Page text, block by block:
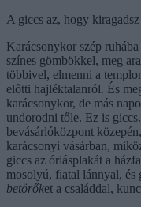
A giccs az, hogy
Karácsonykor szép
színes gömbökkel, meg
többivel, elmenni a
előtti hajléktalanról. És
karácsonykor, de más
undorodni tőle. Ez is
bevásárlóközpont
karácsonyi vásárban,
giccs az óriásplakát a
mosolyú, fiatal lánnyal, és
betörőket a családdal,